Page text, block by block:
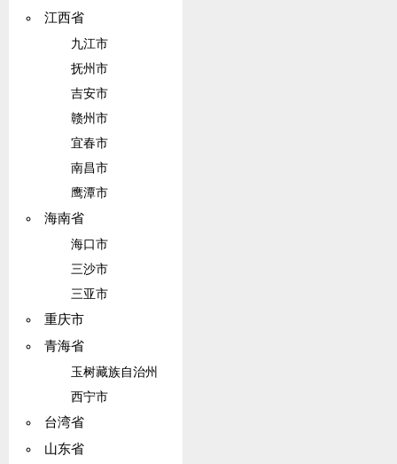
江西省
九江市
抚州市
吉安市
赣州市
宜春市
南昌市
鹰潭市
海南省
海口市
三沙市
三亚市
重庆市
青海省
玉树藏族自治州
西宁市
台湾省
山东省